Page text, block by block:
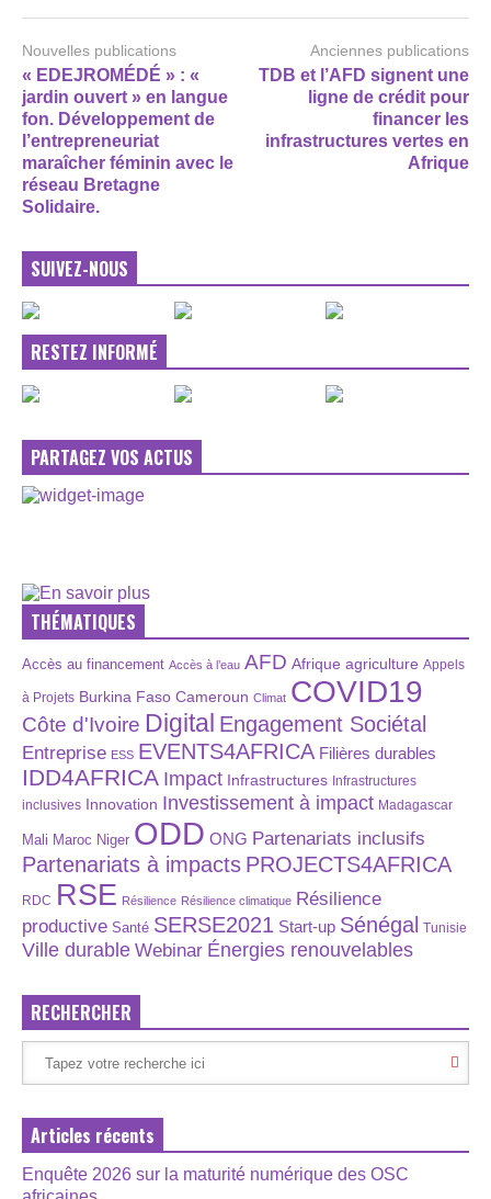
Nouvelles publications
« EDEJROMÉDÉ » : «
jardin ouvert » en langue
fon. Développement de
l’entrepreneuriat
maraîcher féminin avec le
réseau Bretagne
Solidaire.
Anciennes publications
TDB et l’AFD signent une
ligne de crédit pour
financer les
infrastructures vertes en
Afrique
SUIVEZ-NOUS
RESTEZ INFORMÉ
PARTAGEZ VOS ACTUS
THÉMATIQUES
Accès au financement Accès à l’eau AFD Afrique agriculture Appels
à Projets Burkina Faso Cameroun Climat COVID19
Côte d'Ivoire Digital Engagement Sociétal
Entreprise ESS EVENTS4AFRICA Filières durables
IDD4AFRICA Impact Infrastructures Infrastructures
inclusives Innovation Investissement à impact Madagascar
Mali Maroc Niger ODD ONG Partenariats inclusifs
Partenariats à impacts PROJECTS4AFRICA
RDC RSE Résilience Résilience climatique Résilience
productive Santé SERSE2021 Start-up Sénégal Tunisie
Ville durable Webinar Énergies renouvelables
RECHERCHER
Articles récents
Enquête 2026 sur la maturité numérique des OSC